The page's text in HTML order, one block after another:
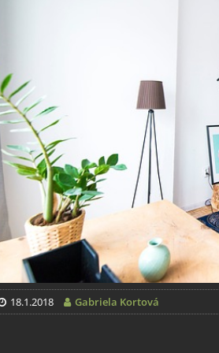
18.1.2018 Gabriela Kortová